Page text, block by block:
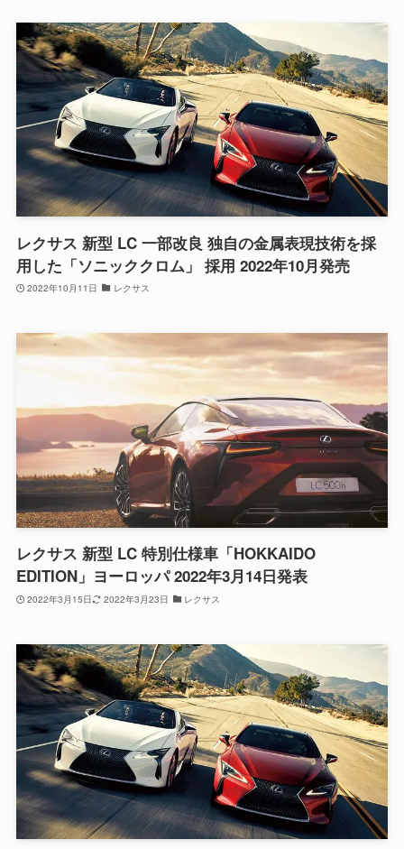
レクサス 新型 LC 一部改良 独自の金属表現技術を採
用した「ソニッククロム」 採用 2022年10月発売
2022年10月11日 レクサス
レクサス 新型 LC 特別仕様車「HOKKAIDO
EDITION」ヨーロッパ 2022年3月14日発表
2022年3月15日 2022年3月23日 レクサス